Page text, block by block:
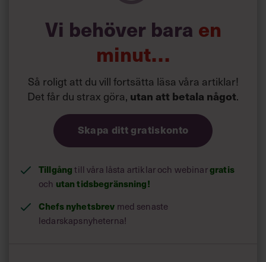
Bland dem som jobbade mer än 49 timmar i veckan var
personer med låg utbildning överrepresenterade. Det
fanns också fler kvinnor och personer som sällan
Vi behöver bara en
minut…
Så roligt att du vill fortsätta läsa våra artiklar!
Det får du strax göra, utan att betala något.
Skapa ditt gratiskonto
Tillgångtill våra låsta artiklar och webinargratis
och utan tidsbegränsning!
Chefs nyhetsbrev med senaste
ledarskapsnyheterna!